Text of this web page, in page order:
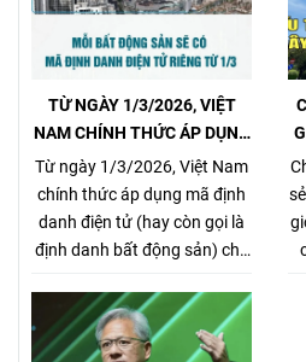
TỪ NGÀY 1/3/2026, VIỆT
NAM CHÍNH THỨC ÁP DỤNG
MÃ ĐỊNH DANH BẤT ĐỘNG
SẢN
Từ ngày 1/3/2026, Việt Nam
chính thức áp dụng mã định
danh điện tử (hay còn gọi là
định danh bất động sản) cho
theo Nghị định
357/2025/NĐ-CP (ban hành